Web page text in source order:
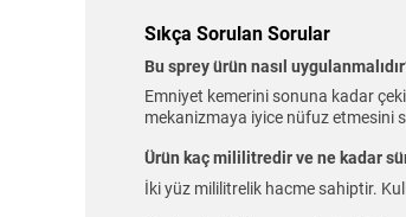
Sıkça Sorulan Sorular
Bu sprey ürün nasıl
Emniyet kemerini sonuna kadar
mekanizmaya iyice nüfuz etmesini
Ürün kaç mililitredir ve ne kadar
İki yüz mililitrelik hacme sahiptir.